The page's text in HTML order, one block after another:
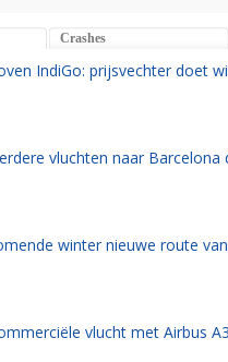
Crashes
IndiGo: prijsvechter doet
vluchten naar Barcelona
winter nieuwe route
vlucht met Airbus